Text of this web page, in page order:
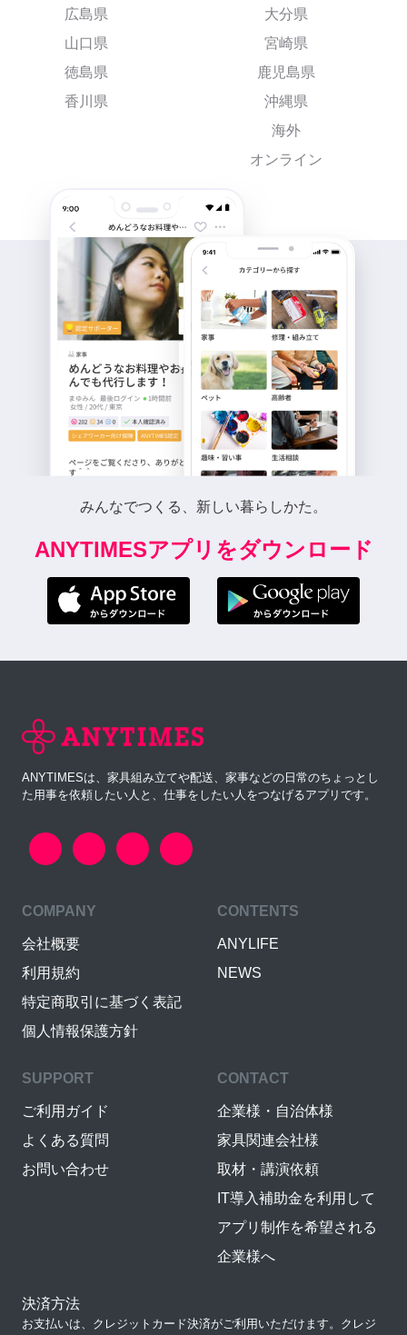
広島県
山口県
徳島県
香川県
大分県
宮崎県
鹿児島県
沖縄県
海外
オンライン
みんなでつくる、新しい暮らしかた。
ANYTIMESアプリをダウンロード
ANYTIMESは、家具組み立てや配送、家事などの日常のちょっとし
た用事を依頼したい人と、仕事をしたい人をつなげるアプリです。
COMPANY
会社概要
利用規約
特定商取引に基づく表記
個人情報保護方針
CONTENTS
ANYLIFE
NEWS
SUPPORT
ご利用ガイド
よくある質問
お問い合わせ
CONTACT
企業様・自治体様
家具関連会社様
取材・講演依頼
IT導入補助金を利用して
アプリ制作を希望される
企業様へ
決済方法
お支払いは、クレジットカード決済がご利用いただけます。クレジ